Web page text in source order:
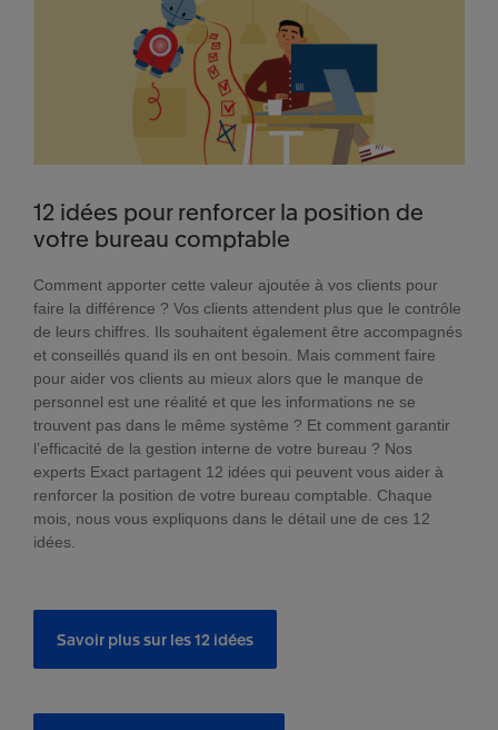
12 idées pour renforcer la position de
votre bureau comptable
Comment apporter cette valeur ajoutée à vos clients pour
faire la différence ? Vos clients attendent plus que le contrôle
de leurs chiffres. Ils souhaitent également être accompagnés
et conseillés quand ils en ont besoin. Mais comment faire
pour aider vos clients au mieux alors que le manque de
personnel est une réalité et que les informations ne se
trouvent pas dans le même système ? Et comment garantir
l’efficacité de la gestion interne de votre bureau ? Nos
experts Exact partagent 12 idées qui peuvent vous aider à
renforcer la position de votre bureau comptable. Chaque
mois, nous vous expliquons dans le détail une de ces 12
idées.
Savoir plus sur les 12 idées